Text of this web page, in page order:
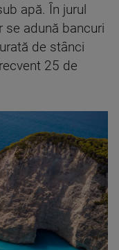
apă. În jurul
se adună bancuri
de stânci
25 de